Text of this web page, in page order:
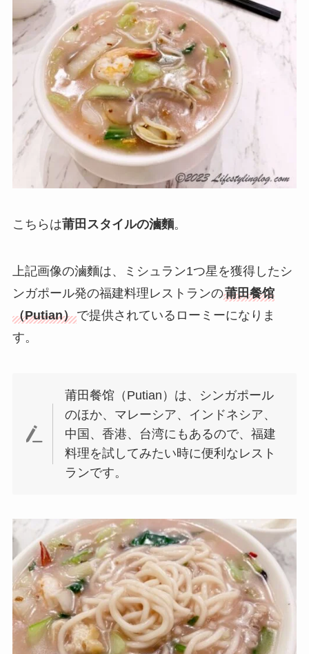
こちらは莆田スタイルの滷麵。
上記画像の滷麵は、ミシュラン1つ星を獲得したシ
ンガポール発の福建料理レストランの莆田餐馆
（Putian）で提供されているローミーになりま
す。
莆田餐馆（Putian）は、シンガポール
のほか、マレーシア、インドネシア、
中国、香港、台湾にもあるので、福建
料理を試してみたい時に便利なレスト
ランです。